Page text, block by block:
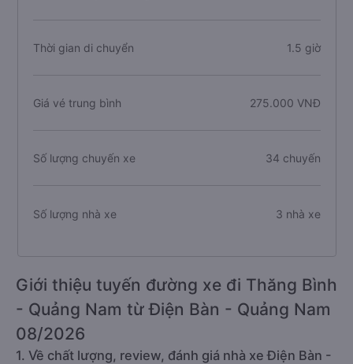
Thời gian di chuyển 1.5 giờ
Giá vé trung bình 275.000 VNĐ
Số lượng chuyến xe 34 chuyến
Số lượng nhà xe 3 nhà xe
Giới thiệu tuyến đường xe đi Thăng Bình
- Quảng Nam từ Điện Bàn - Quảng Nam
08/2026
1. Về chất lượng, review, đánh giá nhà xe Điện Bàn -